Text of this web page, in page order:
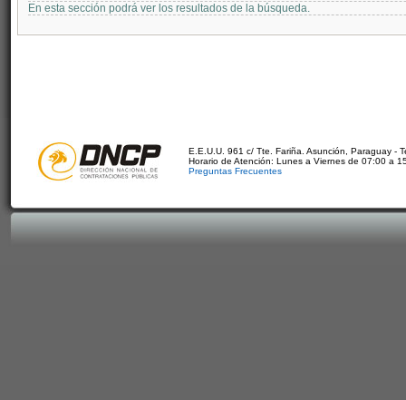
En esta sección podrá ver los resultados de la búsqueda.
E.E.U.U. 961 c/ Tte. Fariña. Asunción, Paraguay -
Horario de Atención: Lunes a Viernes de 07:00 a
Preguntas Frecuentes